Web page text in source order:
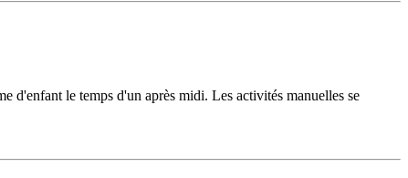
d'enfant le temps d'un après midi. Les activités manuelles se